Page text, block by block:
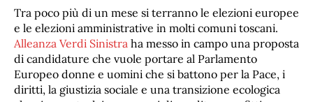
Tra poco più di un mese si terranno le elezioni europee
e le elezioni amministrative in molti comuni toscani.
Alleanza Verdi Sinistra ha messo in campo una proposta
di candidature che vuole portare al Parlamento
Europeo donne e uomini che si battono per la Pace, i
diritti, la giustizia sociale e una transizione ecologica